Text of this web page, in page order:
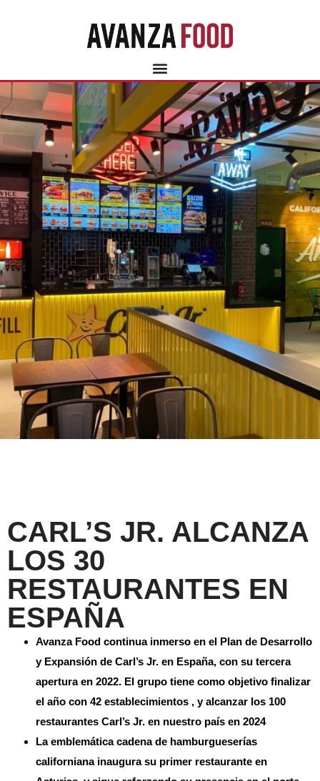
CARL’S JR. ALCANZA
LOS 30
RESTAURANTES EN
ESPAÑA
Avanza Food continua inmerso en el Plan de Desarrollo
y Expansión de Carl’s Jr. en España, con su tercera
apertura en 2022. El grupo tiene como objetivo finalizar
el año con 42 establecimientos , y alcanzar los 100
restaurantes Carl’s Jr. en nuestro país en 2024
La emblemática cadena de hamburgueserías
californiana inaugura su primer restaurante en